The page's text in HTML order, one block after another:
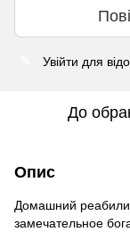
Увійти для
До
Опис
Домашний
замечательное